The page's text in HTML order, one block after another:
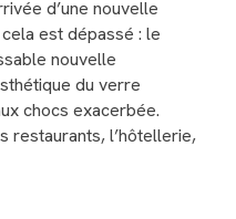
d’une nouvelle
est dépassé : le
nouvelle
du verre
chocs exacerbée.
restaurants, l’hôtellerie,